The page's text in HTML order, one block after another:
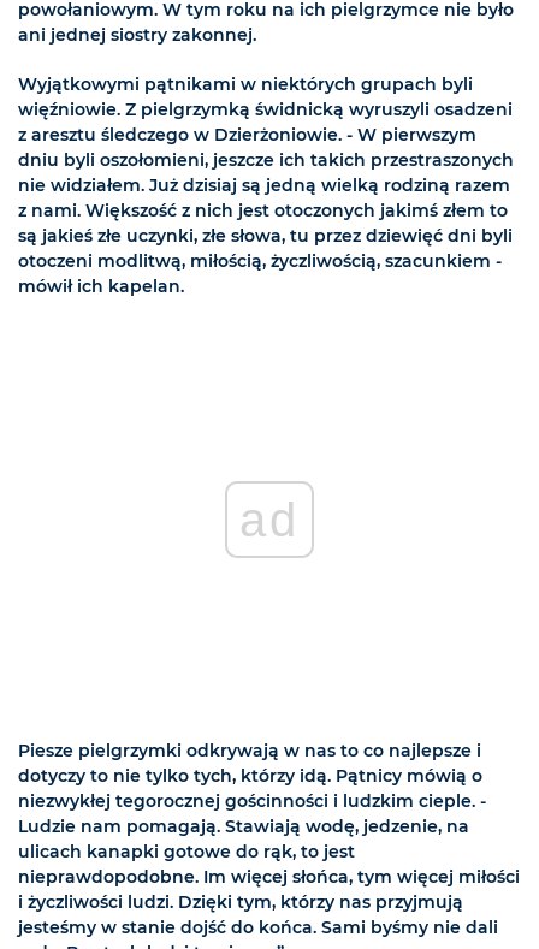
powołaniowym. W tym roku na ich pielgrzymce nie było
ani jednej siostry zakonnej.
Wyjątkowymi pątnikami w niektórych grupach byli
więźniowie. Z pielgrzymką świdnicką wyruszyli osadzeni
z aresztu śledczego w Dzierżoniowie. - W pierwszym
dniu byli oszołomieni, jeszcze ich takich przestraszonych
nie widziałem. Już dzisiaj są jedną wielką rodziną razem
z nami. Większość z nich jest otoczonych jakimś złem to
są jakieś złe uczynki, złe słowa, tu przez dziewięć dni byli
otoczeni modlitwą, miłością, życzliwością, szacunkiem -
mówił ich kapelan.
ad
Piesze pielgrzymki odkrywają w nas to co najlepsze i
dotyczy to nie tylko tych, którzy idą. Pątnicy mówią o
niezwykłej tegorocznej gościnności i ludzkim cieple. -
Ludzie nam pomagają. Stawiają wodę, jedzenie, na
ulicach kanapki gotowe do rąk, to jest
nieprawdopodobne. Im więcej słońca, tym więcej miłości
i życzliwości ludzi. Dzięki tym, którzy nas przyjmują
jesteśmy w stanie dojść do końca. Sami byśmy nie dali